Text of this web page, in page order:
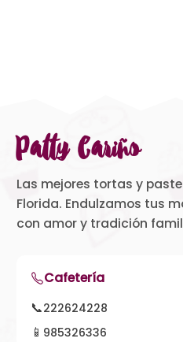
Patty Cariño
Las mejores tortas y
Florida. Endulzamos tus
con amor y tradición
Cafetería
📞222624228
📱 985326336